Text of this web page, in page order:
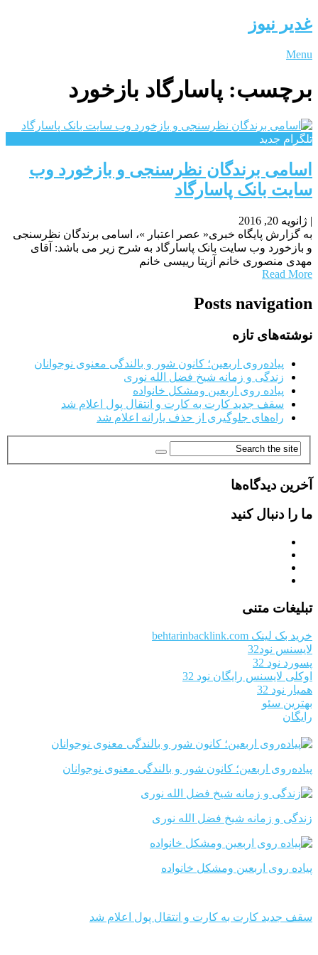
غدیر نیوز
Menu
برچسب: پاسارگاد بازخورد
تلگرام جدید
اسامی برندگان نظرسنجی و بازخورد وب
سایت بانک پاسارگاد
| ژانویه 20, 2016
به گزارش پایگاه خبری« عصر اعتبار »، اسامی برندگان نظرسنجی
و بازخورد وب سایت بانک پاسارگاد به شرح زیر می باشد: آقای
مهدی منصوری خانم آزیتا رییسی خانم
Read More
Posts navigation
نوشته‌های تازه
پیاده‌روی اربعین؛ کانون شور و بالندگی معنوی نوجوانان
زندگی و زمانه شیخ فضل الله نوری
پیاده روی اربعین ومشکل خانواده
سقف جدید کارت به کارت و انتقال پول اعلام شد
راه‌های جلوگیری از حذف یارانه اعلام شد
آخرین دیدگاه‌ها
ما را دنبال کنید
تبلیغات متنی
خرید بک لینک behtarinbacklink.com
لایسنس نود32
پسورد نود 32
اوکلی لایسنس رایگان نود 32
همیار نود 32
بهترین سئو
رایگان
پیاده‌روی اربعین؛ کانون شور و بالندگی معنوی نوجوانان
زندگی و زمانه شیخ فضل الله نوری
پیاده روی اربعین ومشکل خانواده
سقف جدید کارت به کارت و انتقال پول اعلام شد